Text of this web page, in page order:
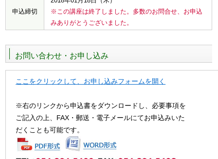
申込締切
※この講座は終了しました。多数のお問合せ、お申込
みありがとうございました。
お問い合わせ・お申し込み
ここをクリックして、お申し込みフォームを開く
※右のリンクから申込書をダウンロードし、必要事項を
ご記入の上、FAX・郵送・電子メールにてお申込みいた
だくことも可能です。